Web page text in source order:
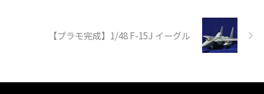
【プラモ完成】1/48 F-15J イーグル